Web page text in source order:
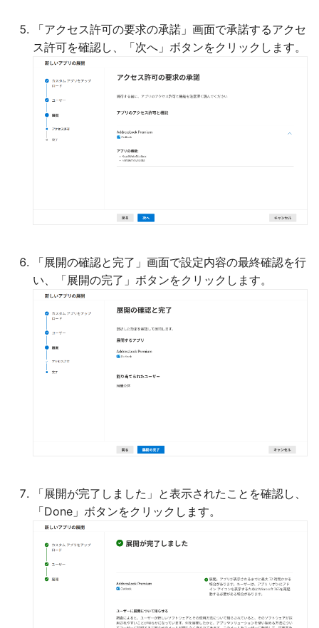
「アクセス許可の要求の承諾」画面で承諾するアクセ
ス許可を確認し、「次へ」ボタンをクリックします。
「展開の確認と完了」画面で設定内容の最終確認を行
い、「展開の完了」ボタンをクリックします。
「展開が完了しました」と表示されたことを確認し、
「Done」ボタンをクリックします。